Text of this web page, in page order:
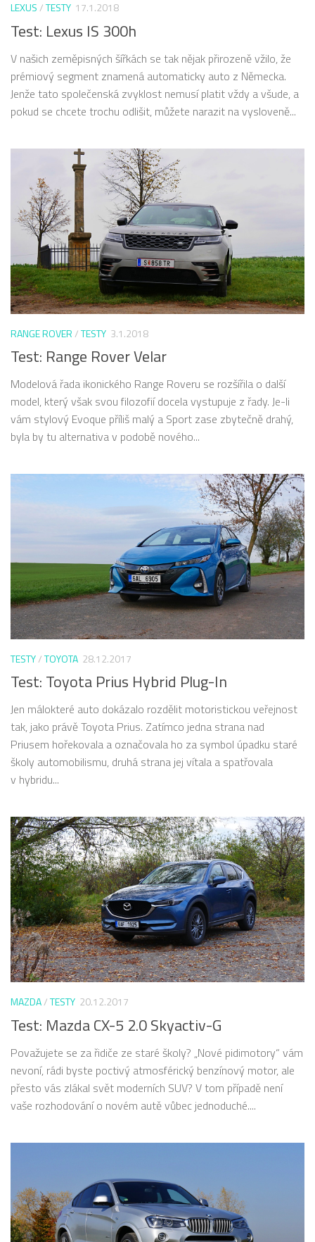
LEXUS/TESTY 17.1.2018
Test: Lexus IS 300h
V našich zeměpisných šířkách se tak nějak přirozeně vžilo, že
prémiový segment znamená automaticky auto z Německa.
Jenže tato společenská zvyklost nemusí platit vždy a všude, a
pokud se chcete trochu odlišit, můžete narazit na vysloveně...
RANGE ROVER/TESTY 3.1.2018
Test: Range Rover Velar
Modelová řada ikonického Range Roveru se rozšířila o další
model, který však svou filozofií docela vystupuje z řady. Je-li
vám stylový Evoque příliš malý a Sport zase zbytečně drahý,
byla by tu alternativa v podobě nového...
TESTY/TOYOTA 28.12.2017
Test: Toyota Prius Hybrid Plug-In
Jen málokteré auto dokázalo rozdělit motoristickou veřejnost
tak, jako právě Toyota Prius. Zatímco jedna strana nad
Priusem hořekovala a označovala ho za symbol úpadku staré
školy automobilismu, druhá strana jej vítala a spatřovala
v hybridu...
MAZDA/TESTY 20.12.2017
Test: Mazda CX-5 2.0 Skyactiv-G
Považujete se za řidiče ze staré školy? „Nové pidimotory“ vám
nevoní, rádi byste poctivý atmosférický benzínový motor, ale
přesto vás zlákal svět moderních SUV? V tom případě není
vaše rozhodování o novém autě vůbec jednoduché....